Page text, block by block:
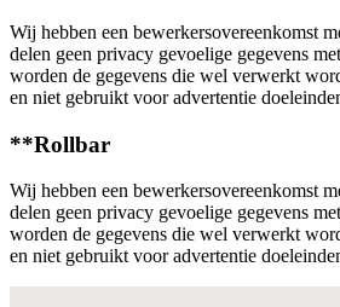
Wij hebben een bewerkersovereenkomst
delen geen privacy gevoelige gegevens
worden de gegevens die wel verwerkt
en niet gebruikt voor advertentie
**Rollbar
Wij hebben een bewerkersovereenkomst
delen geen privacy gevoelige gegevens
worden de gegevens die wel verwerkt
en niet gebruikt voor advertentie